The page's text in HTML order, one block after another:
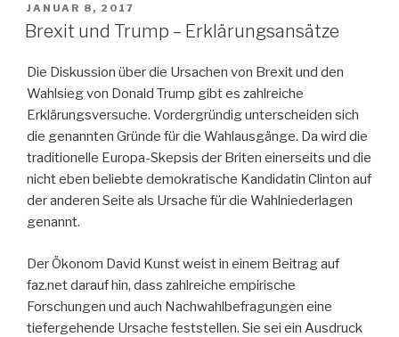
das
der
Europäer“
VERÖFFENTLICHT
AM
JANUAR 8, 2017
Brexit und Trump – Erklärungsansätze
Die Diskussion über die Ursachen von Brexit und den
Wahlsieg von Donald Trump gibt es zahlreiche
Erklärungsversuche. Vordergründig unterscheiden sich
die genannten Gründe für die Wahlausgänge. Da wird die
traditionelle Europa-Skepsis der Briten einerseits und die
nicht eben beliebte demokratische Kandidatin Clinton auf
der anderen Seite als Ursache für die Wahlniederlagen
genannt.
Der Ökonom David Kunst weist in einem Beitrag auf
faz.net darauf hin, dass zahlreiche empirische
Forschungen und auch Nachwahlbefragungen eine
tiefergehende Ursache feststellen. Sie sei ein Ausdruck